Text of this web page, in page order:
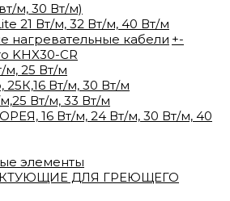
м, 30 Вт/м)
21 Вт/м, 32 Вт/м, 40 Вт/м
нагревательные кабели +-
KHX30-CR
м, 25 Вт/м
25К,16 Вт/м, 30 Вт/м
м,25 Вт/м, 33 Вт/м
16 Вт/м, 24 Вт/м, 30 Вт/м, 40
элементы
ДЛЯ ГРЕЮЩЕГО